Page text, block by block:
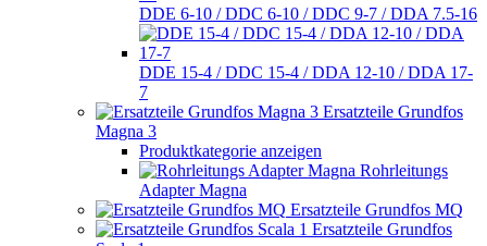
DDE 6-10 / DDC 6-10 / DDC 9-7 / DDA 7.5-16
DDE 15-4 / DDC 15-4 / DDA 12-10 / DDA 17-
7
Ersatzteile Grundfos
Magna 3
Produktkategorie anzeigen
Rohrleitungs
Adapter Magna
Ersatzteile Grundfos MQ
Ersatzteile Grundfos